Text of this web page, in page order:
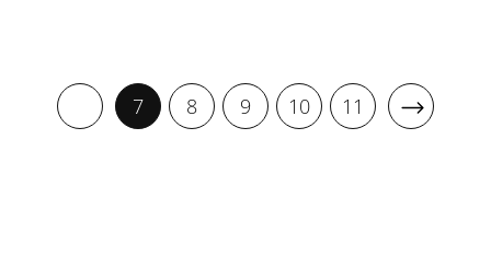
7 8 9 10 11